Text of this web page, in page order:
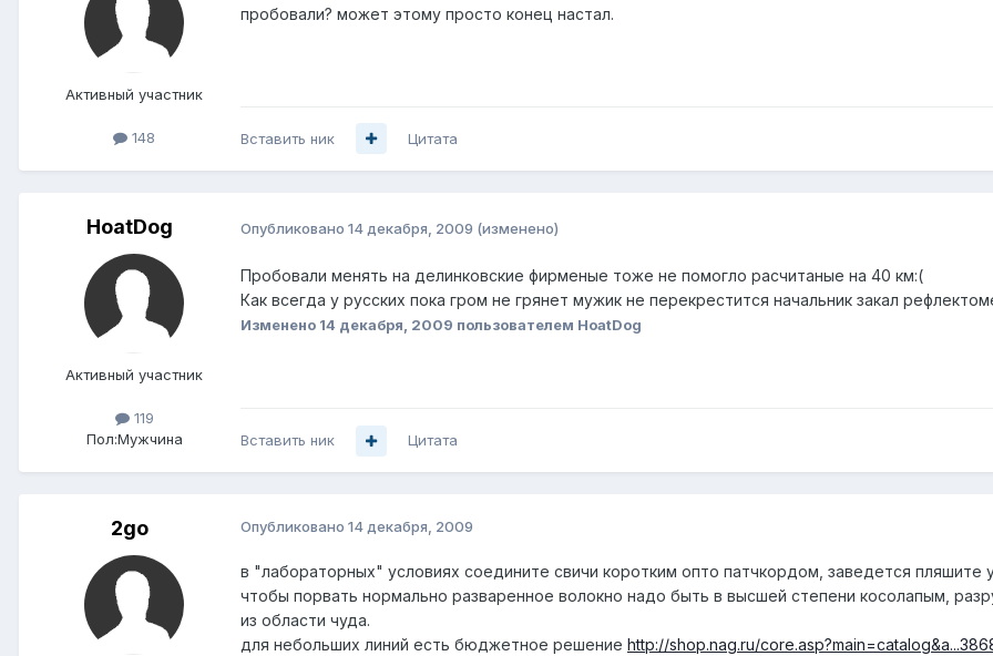
Активный участник
148
пробовали? может этому просто конец настал.
Вставить ник Цитата
HoatDog
Активный участник
119
Пол:Мужчина
Опубликовано 14 декабря, 2009 (изменено)
Пробовали менять на делинковские фирменые тоже не помогло расчитаные на 40 км:(
Как всегда у русских пока гром не грянет мужик не перекрестится начальник закал
Изменено 14 декабря, 2009 пользователем HoatDog
Вставить ник Цитата
2go Опубликовано 14 декабря, 2009
в "лабораторных" условиях соедините свичи коротким опто патчкордом, заведется пляшите
чтобы порвать нормально разваренное волокно надо быть в высшей степени косолапым,
из области чуда.
для небольших линий есть бюджетное решение http://shop.nag.ru/